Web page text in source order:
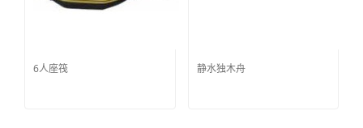
6人座筏 静水独木舟